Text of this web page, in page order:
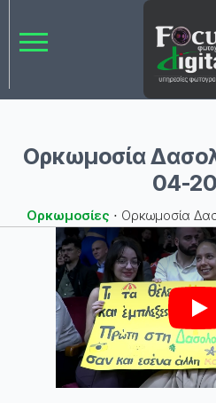
Ορκωμοσία
04-
Ορκωμοσίες ⋅ Ορκωμοσία
Play